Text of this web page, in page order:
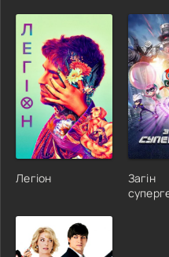
Легіон
Загін